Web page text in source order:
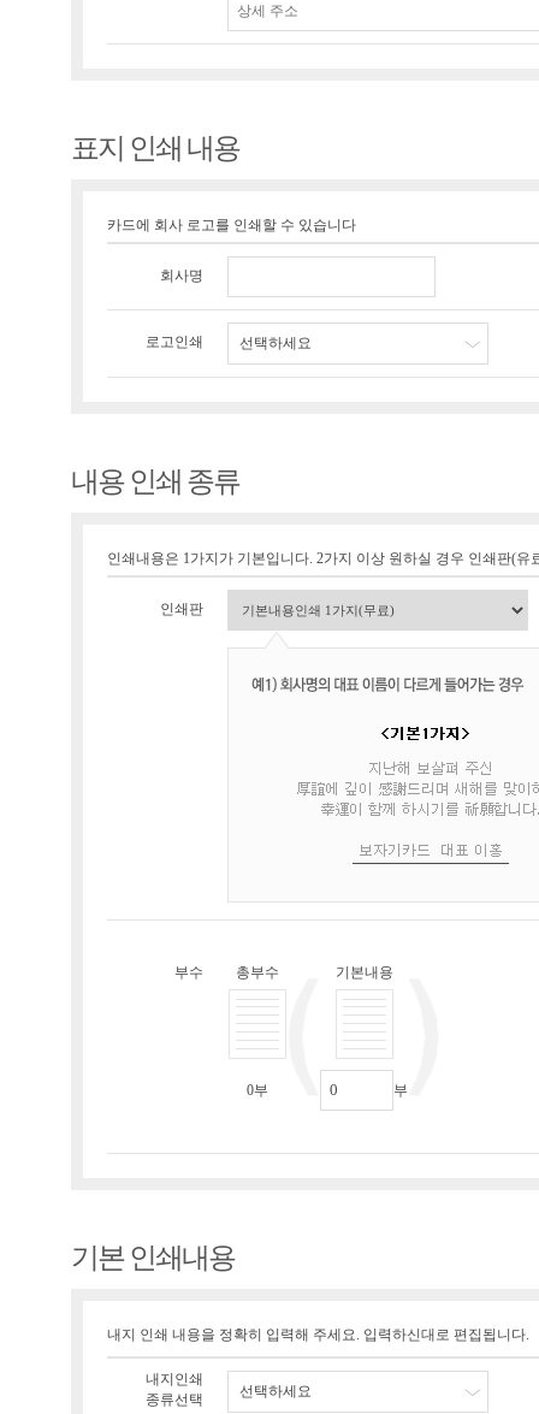
표지 인쇄 내용
카드에 회사 로고를 인쇄할 수 있습니다
회사명
로고인쇄 선택하세요
내용 인쇄 종류
인쇄내용은 1가지가 기본입니다. 2가지 이상 원하실 경우 인쇄판(유
인쇄판
부수 총부수
0부
기본내용
부
기본 인쇄내용
내지 인쇄 내용을 정확히 입력해 주세요. 입력하신대로 편집됩니다.
내지인쇄
종류선택
선택하세요